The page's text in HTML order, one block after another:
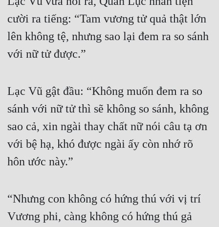
Đẹp
Đẹp Hiệp
Sát Phạt Quyết Đoán
Vô Sỉ
Điềm Đạm
cười ra tiếng: “Tam vương tử quả thật lớn
lên không tệ, nhưng sao lại đem ra so sánh
với nữ tử được.”
Lạc Vũ gật đầu: “Không muốn đem ra so
sánh với nữ tử thì sẽ không so sánh, không
sao cả, xin ngài thay chất nữ nói câu tạ ơn
với bệ hạ, khó được ngài ấy còn nhớ rõ
hôn ước này.”
“Nhưng con không có hứng thú với vị trí
Vương phi, càng không có hứng thú gả